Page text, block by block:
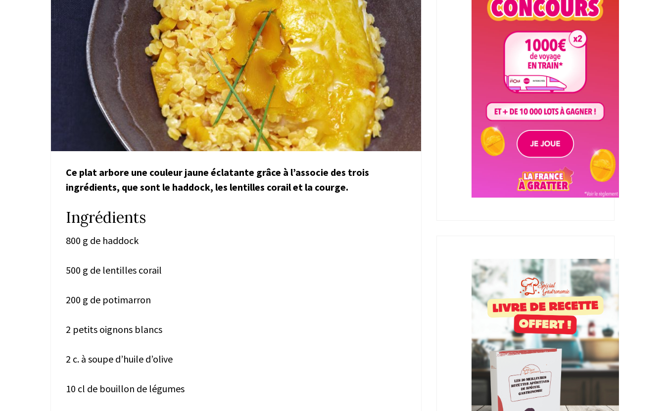
Ce plat arbore une couleur jaune éclatante grâce à l’associe des trois
ingrédients, que sont le haddock, les lentilles corail et la courge.
Ingrédients
800 g de haddock
500 g de lentilles corail
200 g de potimarron
2 petits oignons blancs
2 c. à soupe d’huile d’olive
10 cl de bouillon de légumes